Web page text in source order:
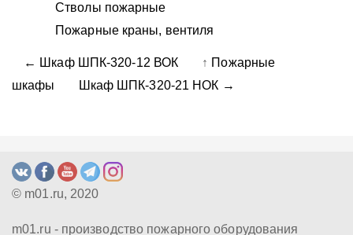
Стволы пожарные
Пожарные краны, вентиля
← Шкаф ШПК-320-12 ВОК ↑ Пожарные
шкафы
Шкаф ШПК-320-21 НОК →
© m01.ru, 2020
m01.ru - производство пожарного оборудования